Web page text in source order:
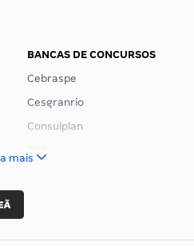
BANCAS DE CONCURSOS
Cebraspe
Cesgranrio
Consulplan
mais